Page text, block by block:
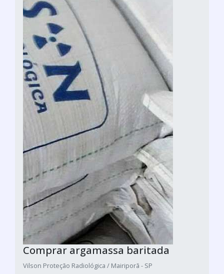
Comprar argamassa baritada
Vilson Proteção Radiológica / Mairiporã - SP